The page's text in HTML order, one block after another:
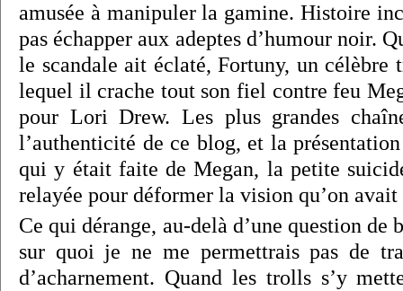
amusée à manipuler la gamine. Histoire
pas échapper aux adeptes d’humour noir.
le scandale ait éclaté, Fortuny, un célèbre
lequel il crache tout son fiel contre feu
pour Lori Drew. Les plus grandes
l’authenticité de ce blog, et la
qui y était faite de Megan, la petite
relayée pour déformer la vision qu’on
Ce qui dérange, au-delà d’une question de
sur quoi je ne me permettrais pas de
d’acharnement. Quand les trolls s’y